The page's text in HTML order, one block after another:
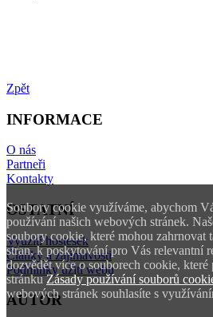
Soubory cookie využíváme, abychom
používání našich webových stránek.
soubory cookie, které mohou zahrnovat
stran, k poskytování pro Vás relevantní
dozvědět více o souborech cookie, které
stránkuZásady používání souborů
webových stránek souhlasíte s
Zpět
INFORMACE
O nás
Partneři
Kontakty
OSTATNÍ
Využití hostesek
Články a zajímavosti
Podmínky užití webu
AUTOR